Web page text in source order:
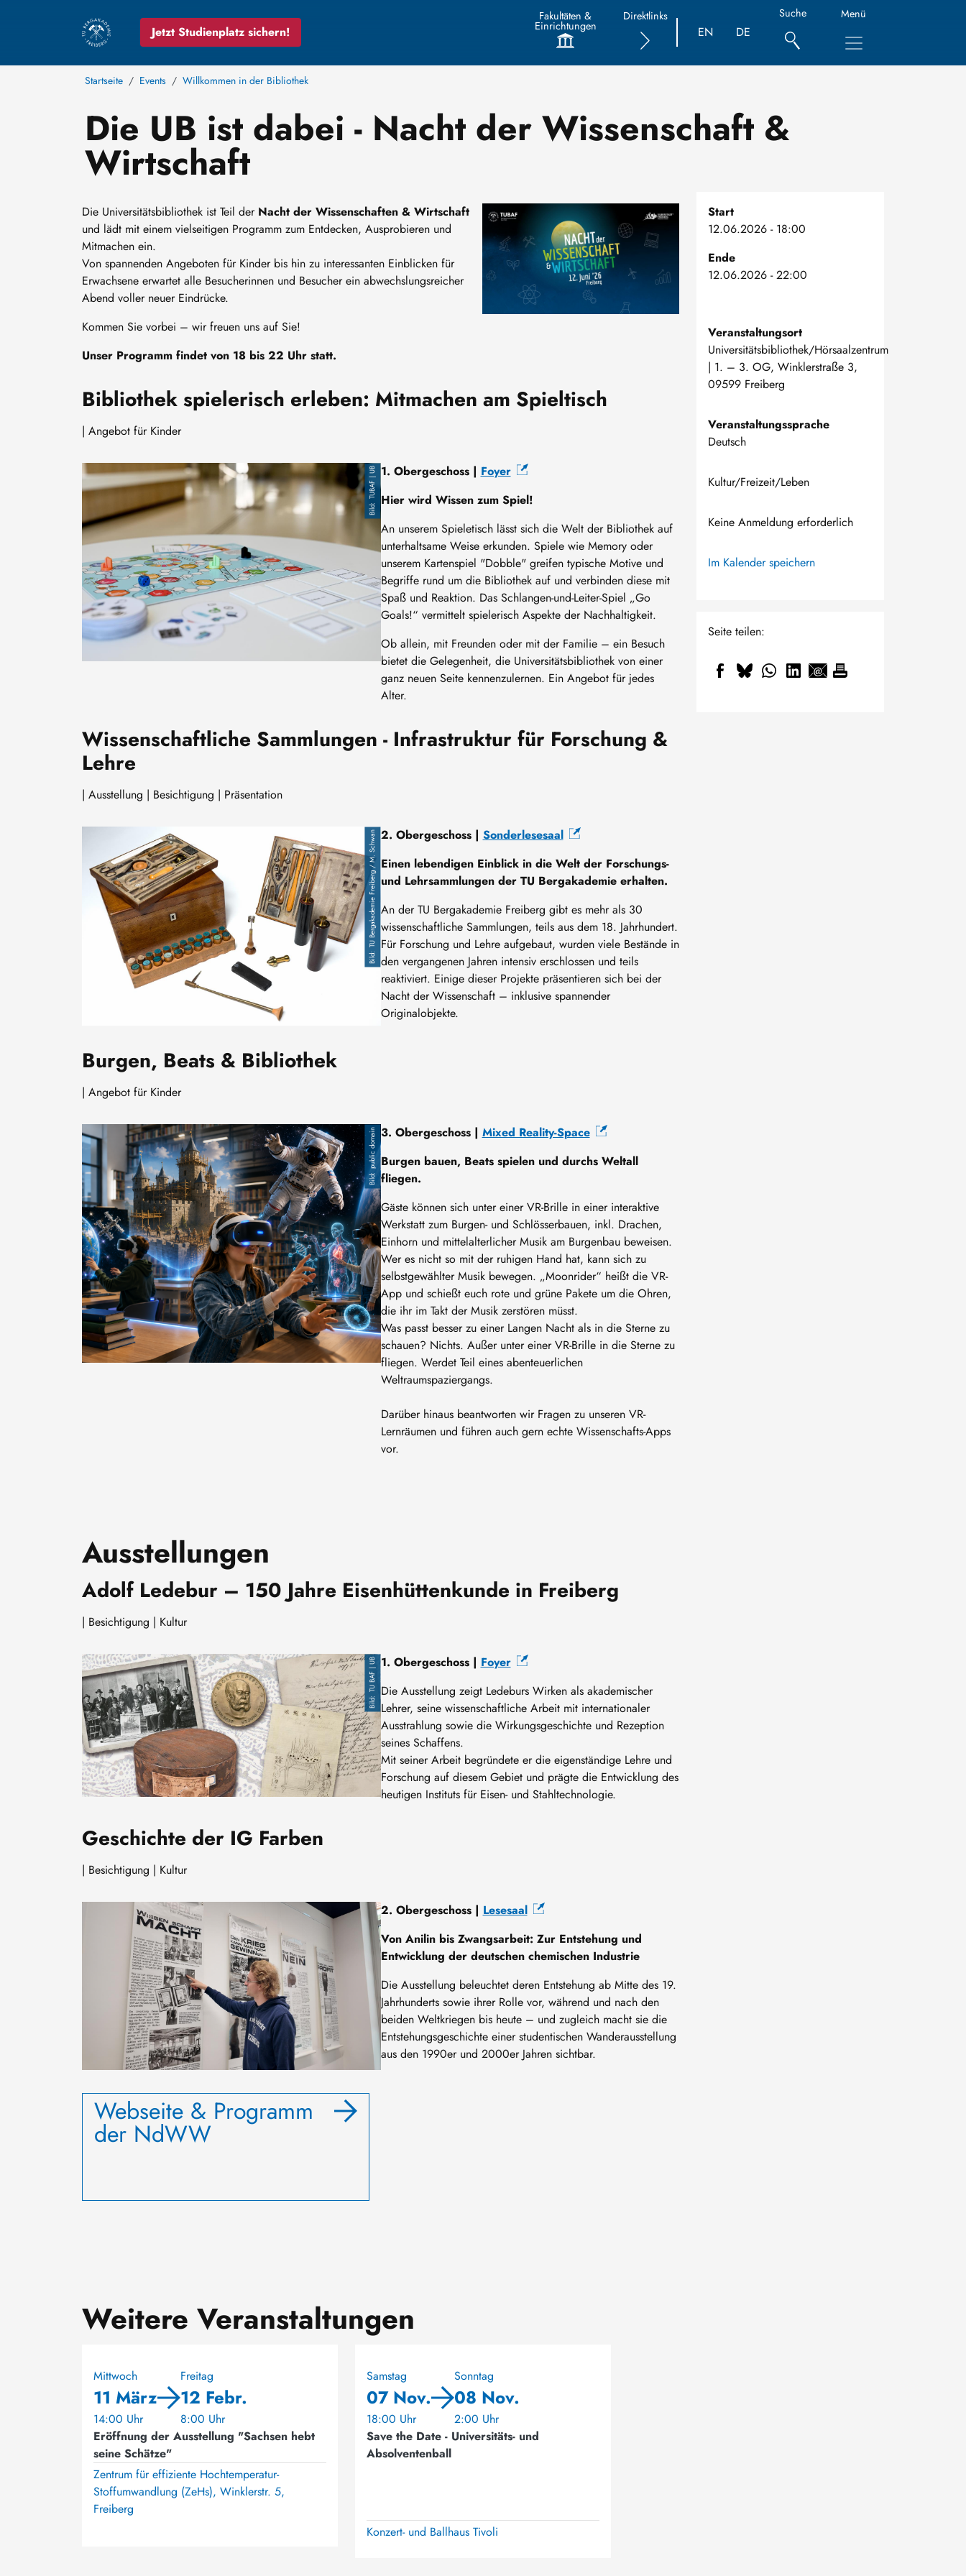
Jetzt Studienplatz sichern!
Fakultäten &
Einrichtungen
Direktlinks
EN DE
Suche Menü
Startseite Events Willkommen in der Bibliothek
Die UB ist dabei - Nacht der Wissenschaft &
Wirtschaft
Image
Die Universitätsbibliothek ist Teil der Nacht der Wissenschaften & Wirtschaft
und lädt mit einem vielseitigen Programm zum Entdecken, Ausprobieren und
Mitmachen ein.
Von spannenden Angeboten für Kinder bis hin zu interessanten Einblicken für
Erwachsene erwartet alle Besucherinnen und Besucher ein abwechslungsreicher
Abend voller neuer Eindrücke.
Kommen Sie vorbei – wir freuen uns auf Sie!
Unser Programm findet von 18 bis 22 Uhr statt.
Bibliothek spielerisch erleben: Mitmachen am Spieltisch
| Angebot für Kinder
Image TUBAF | UB 1. Obergeschoss | Foyer
Hier wird Wissen zum Spiel!
An unserem Spieletisch lässt sich die Welt der Bibliothek auf
unterhaltsame Weise erkunden. Spiele wie Memory oder
unserem Kartenspiel "Dobble" greifen typische Motive und
Begriffe rund um die Bibliothek auf und verbinden diese mit
Spaß und Reaktion. Das Schlangen-und-Leiter-Spiel „Go
Goals!“ vermittelt spielerisch Aspekte der Nachhaltigkeit.
Ob allein, mit Freunden oder mit der Familie – ein Besuch
bietet die Gelegenheit, die Universitätsbibliothek von einer
ganz neuen Seite kennenzulernen. Ein Angebot für jedes
Alter.
Wissenschaftliche Sammlungen - Infrastruktur für Forschung &
Lehre
| Ausstellung | Besichtigung | Präsentation
TU Bergakademie Freiberg / M. Schwan 2. Obergeschoss | Sonderlesesaal
Einen lebendigen Einblick in die Welt der Forschungs-
und Lehrsammlungen der TU Bergakademie erhalten.
An der TU Bergakademie Freiberg gibt es mehr als 30
wissenschaftliche Sammlungen, teils aus dem 18. Jahrhundert.
Für Forschung und Lehre aufgebaut, wurden viele Bestände in
den vergangenen Jahren intensiv erschlossen und teils
reaktiviert. Einige dieser Projekte präsentieren sich bei der
Nacht der Wissenschaft – inklusive spannender
Originalobjekte.
Burgen, Beats & Bibliothek
| Angebot für Kinder
Image public domain3. Obergeschoss | Mixed Reality-Space
Burgen bauen, Beats spielen und durchs Weltall
fliegen.
Gäste können sich unter einer VR-Brille in einer interaktive
Werkstatt zum Burgen- und Schlösserbauen, inkl. Drachen,
Einhorn und mittelalterlicher Musik am Burgenbau beweisen.
Wer es nicht so mit der ruhigen Hand hat, kann sich zu
selbstgewählter Musik bewegen. „Moonrider“ heißt die VR-
App und schießt euch rote und grüne Pakete um die Ohren,
die ihr im Takt der Musik zerstören müsst.
Was passt besser zu einer Langen Nacht als in die Sterne zu
schauen? Nichts. Außer unter einer VR-Brille in die Sterne zu
fliegen. Werdet Teil eines abenteuerlichen
Weltraumspaziergangs.
Darüber hinaus beantworten wir Fragen zu unseren VR-
Lernräumen und führen auch gern echte Wissenschafts-Apps
vor.
Ausstellungen
Adolf Ledebur – 150 Jahre Eisenhüttenkunde in Freiberg
| Besichtigung | Kultur
Image TU BAF | UB 1. Obergeschoss | Foyer
Die Ausstellung zeigt Ledeburs Wirken als akademischer
Lehrer, seine wissenschaftliche Arbeit mit internationaler
Ausstrahlung sowie die Wirkungsgeschichte und Rezeption
seines Schaffens.
Mit seiner Arbeit begründete er die eigenständige Lehre und
Forschung auf diesem Gebiet und prägte die Entwicklung des
heutigen Instituts für Eisen- und Stahltechnologie.
Geschichte der IG Farben
| Besichtigung | Kultur
2. Obergeschoss | Lesesaal
Von Anilin bis Zwangsarbeit: Zur Entstehung und
Entwicklung der deutschen chemischen Industrie
Die Ausstellung beleuchtet deren Entstehung ab Mitte des 19.
Jahrhunderts sowie ihrer Rolle vor, während und nach den
beiden Weltkriegen bis heute – und zugleich macht sie die
Entstehungsgeschichte einer studentischen Wanderausstellung
aus den 1990er und 2000er Jahren sichtbar.
Webseite & Programm
der NdWW
Start
12.06.2026 - 18:00
Ende
12.06.2026 - 22:00
Veranstaltungsort
Universitätsbibliothek/Hörsaalzentrum
| 1. – 3. OG, Winklerstraße 3,
09599 Freiberg
Veranstaltungssprache
Deutsch
Kultur/Freizeit/Leben
Keine Anmeldung erforderlich
Im Kalender speichern
Seite teilen:
Weitere Veranstaltungen
Mittwoch
11 März
14:00 Uhr
Freitag
12 Febr.
8:00 Uhr
Eröffnung der Ausstellung "Sachsen hebt
seine Schätze"
Zentrum für effiziente Hochtemperatur-
Stoffumwandlung (ZeHs), Winklerstr. 5,
Freiberg
Samstag
07 Nov.
18:00 Uhr
Sonntag
08 Nov.
2:00 Uhr
Save the Date - Universitäts- und
Absolventenball
Konzert- und Ballhaus Tivoli